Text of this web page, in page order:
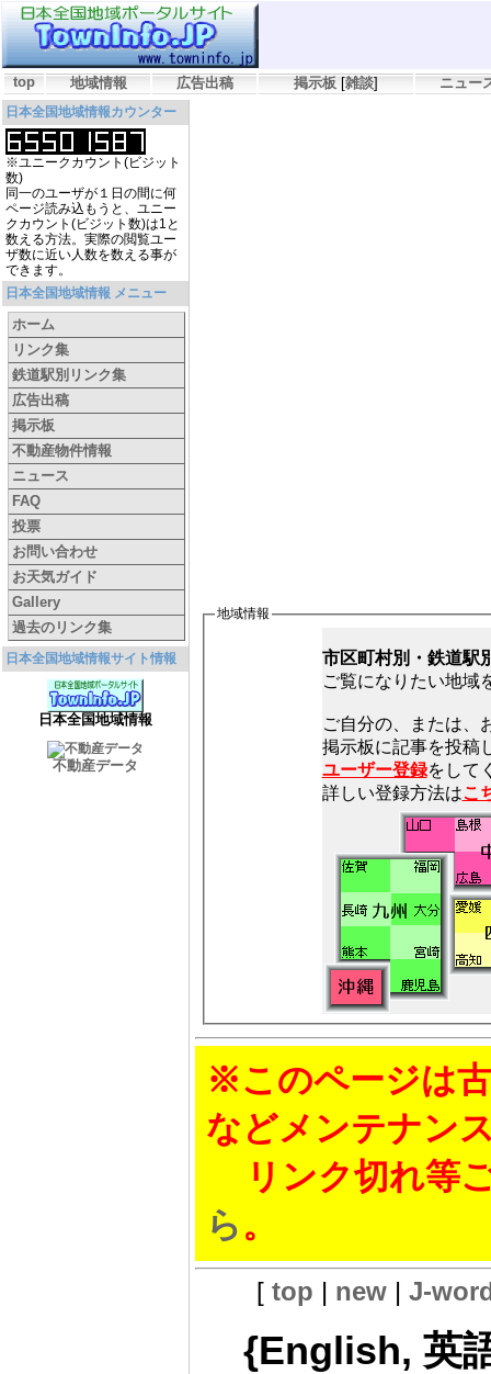
top 地域情報 広告出稿 掲示板 [雑談] ニュー
日本全国地域情報カウンター
※ユニークカウント(ビジット
数)
同一のユーザが１日の間に何
ページ読み込もうと、ユニー
クカウント(ビジット数)は1と
数える方法。実際の閲覧ユー
ザ数に近い人数を数える事が
できます。
日本全国地域情報 メニュー
ホーム
リンク集
鉄道駅別リンク集
広告出稿
掲示板
不動産物件情報
ニュース
FAQ
投票
お問い合わせ
お天気ガイド
Gallery
過去のリンク集
日本全国地域情報サイト情報
日本全国地域情報
不動産データ
地域情報
市区町村別・鉄道駅
ご覧になりたい地域
ご自分の、または、
ユーザー登録をして
詳しい登録方法はこ
※このページは
などメンテナン
リンク切れ等
ら。
[ top | new| J-
{English, 英